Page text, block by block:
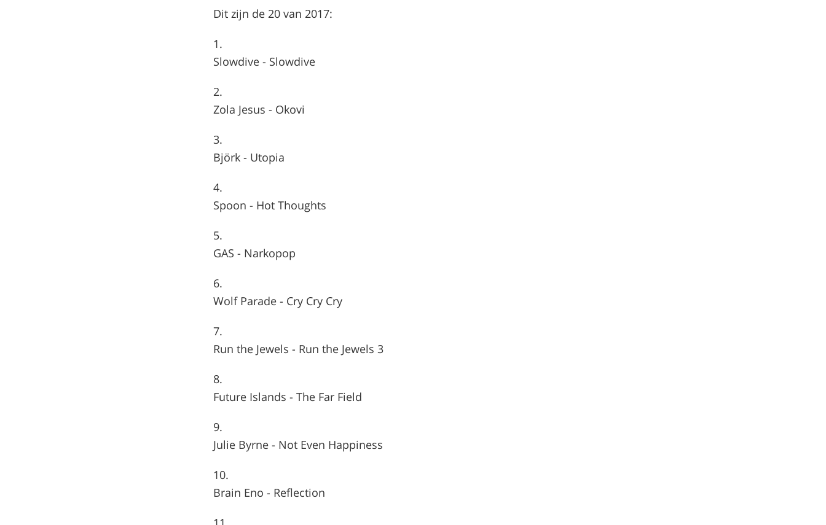
Dit zijn de 20 van 2017:
Slowdive - Slowdive
Zola Jesus - Okovi
Björk - Utopia
Spoon - Hot Thoughts
GAS - Narkopop
Wolf Parade - Cry Cry Cry
Run the Jewels - Run the Jewels 3
Future Islands - The Far Field
Julie Byrne - Not Even Happiness
Brain Eno - Reflection